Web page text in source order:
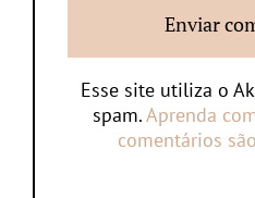
Esse site utiliza o
spam.Aprenda
comentários